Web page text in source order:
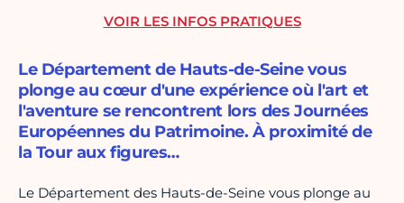
Le Département de Hauts-de-Seine vous
plonge au cœur d'une expérience où l'art et
l'aventure se rencontrent lors des Journées
Européennes du Patrimoine. À proximité de
la Tour aux figures…
Le Département des Hauts-de-Seine vous plonge au
VOIR LES INFOS PRATIQUES